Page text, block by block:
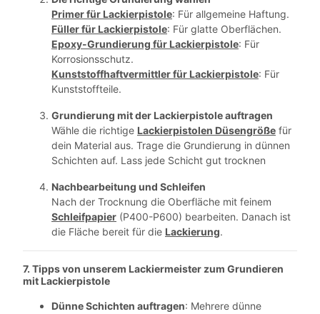
Primer für Lackierpistole: Für allgemeine Haftung.
Füller für Lackierpistole: Für glatte Oberflächen.
Epoxy-Grundierung für Lackierpistole: Für
Korrosionsschutz.
Kunststoffhaftvermittler für Lackierpistole: Für
Kunststoffteile.
Grundierung mit der Lackierpistole auftragen
Wähle die richtige Lackierpistolen Düsengröße für
dein Material aus. Trage die Grundierung in dünnen
Schichten auf. Lass jede Schicht gut trocknen
Nachbearbeitung und Schleifen
Nach der Trocknung die Oberfläche mit feinem
Schleifpapier (P400-P600) bearbeiten. Danach ist
die Fläche bereit für die Lackierung.
7. Tipps von unserem Lackiermeister zum Grundieren
mit Lackierpistole
Dünne Schichten auftragen: Mehrere dünne